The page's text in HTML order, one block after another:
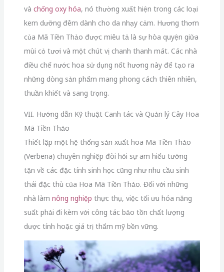
và chống oxy hóa, nó thường xuất hiện trong các loại
kem dưỡng đêm dành cho da nhạy cảm. Hương thơm
của Mã Tiền Thảo được miêu tả là sự hòa quyện giữa
mùi cỏ tươi và một chút vị chanh thanh mát. Các nhà
điều chế nước hoa sử dụng nốt hương này để tạo ra
những dòng sản phẩm mang phong cách thiên nhiên,
thuần khiết và sang trọng.
VII. Hướng dẫn Kỹ thuật Canh tác và Quản lý Cây Hoa
Mã Tiền Thảo
Thiết lập một hệ thống sản xuất hoa Mã Tiền Thảo
(Verbena) chuyên nghiệp đòi hỏi sự am hiểu tường
tận về các đặc tính sinh học cũng như nhu cầu sinh
thái đặc thù của Hoa Mã Tiền Thảo. Đối với những
nhà làm nông nghiệp thực thụ, việc tối ưu hóa năng
suất phải đi kèm với công tác bảo tồn chất lượng
dược tính hoặc giá trị thẩm mỹ bền vững.